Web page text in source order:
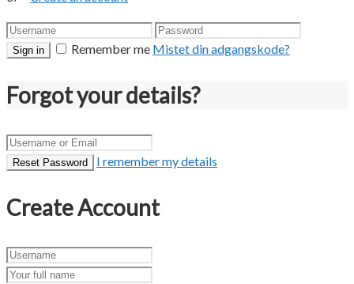
Sign in Remember me Mistet din adgangskode?
Forgot your details?
Reset Password I remember my details
Create Account